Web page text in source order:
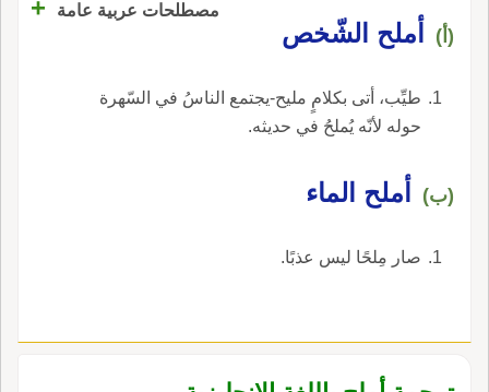
مصطلحات عربية عامة +
(أ) أملح الشّخص
طيِّب، أتى بكلامٍ مليح-يجتمع الناسُ في السّهرة
حوله لأنّه يُملحُ في حديثه.
(ب) أملح الماء
صار مِلحًا ليس عذبًا.